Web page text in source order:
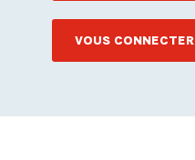
VOUS CONNECTER